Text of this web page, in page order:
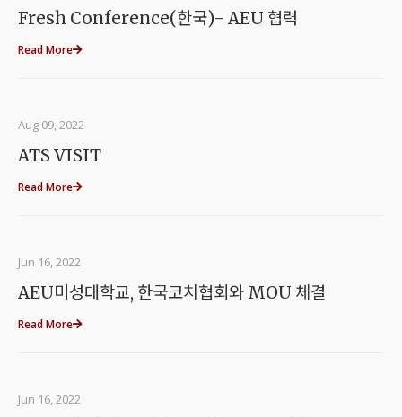
Fresh Conference(한국)- AEU 협력
Read More
Aug 09, 2022
ATS VISIT
Read More
Jun 16, 2022
AEU미성대학교, 한국코치협회와 MOU 체결
Read More
Jun 16, 2022